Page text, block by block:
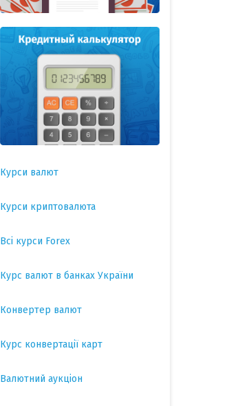
Курси валют
Курси криптовалюта
Всі курси Forex
Курс валют в банках України
Конвертер валют
Курс конвертації карт
Валютний аукціон